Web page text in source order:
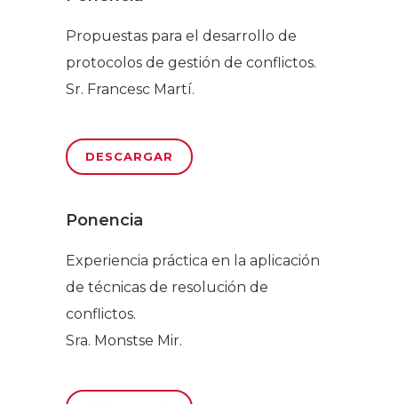
Propuestas para el desarrollo de
protocolos de gestión de conflictos.
Sr. Francesc Martí.
DESCARGAR
Ponencia
Experiencia práctica en la aplicación
de técnicas de resolución de
conflictos.
Sra. Monstse Mir.